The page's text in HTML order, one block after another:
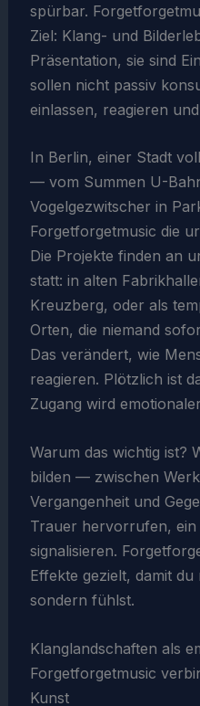
spürbar.
Ziel: Klang- und
Präsentation, sie sind
sollen nicht passiv
einlassen, reagieren
In Berlin, einer Stadt
— vom Summen U-
Vogelgezwitscher in
Forgetforgetmusic die
Die Projekte finden an
statt: in alten
Kreuzberg, oder als
Orten, die niemand
Das verändert, wie
reagieren. Plötzlich ist
Zugang wird
Warum das wichtig ist?
bilden — zwischen
Vergangenheit und
Trauer hervorrufen,
signalisieren.
Effekte gezielt, damit
sondern fühlst.
Klanglandschaften als
Forgetforgetmusic
Kunst